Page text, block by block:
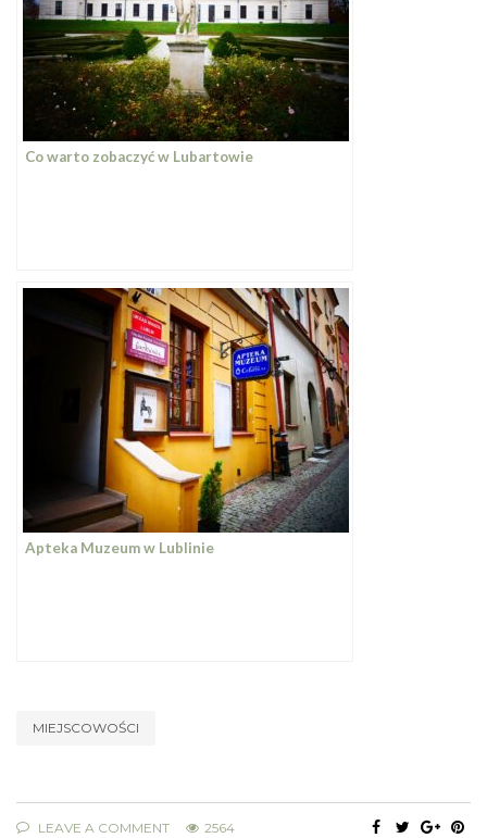
Co warto zobaczyć w Lubartowie
Apteka Muzeum w Lublinie
MIEJSCOWOŚCI
LEAVE A COMMENT 2564